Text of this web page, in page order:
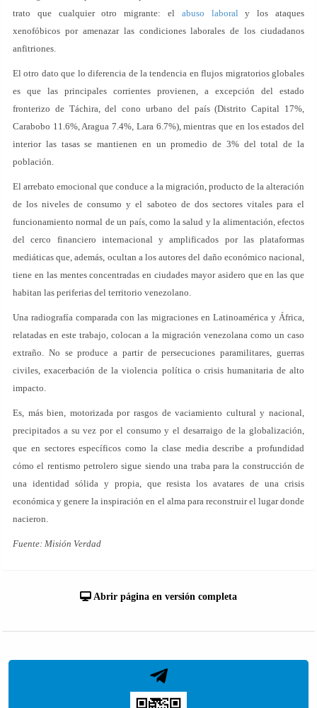
trato que cualquier otro migrante: el abuso laboraly los ataques
xenofóbicos por amenazar las condiciones laborales de los ciudadanos
anfitriones.
El otro dato que lo diferencia de la tendencia en flujos migratorios globales
es que las principales corrientes provienen, a excepción del estado
fronterizo de Táchira, del cono urbano del país (Distrito Capital 17%,
Carabobo 11.6%, Aragua 7.4%, Lara 6.7%), mientras que en los estados del
interior las tasas se mantienen en un promedio de 3% del total de la
población.
El arrebato emocional que conduce a la migración, producto de la alteración
de los niveles de consumo y el saboteo de dos sectores vitales para el
funcionamiento normal de un país, como la salud y la alimentación, efectos
del cerco financiero internacional y amplificados por las plataformas
mediáticas que, además, ocultan a los autores del daño económico nacional,
tiene en las mentes concentradas en ciudades mayor asidero que en las que
habitan las periferias del territorio venezolano.
Una radiografía comparada con las migraciones en Latinoamérica y África,
relatadas en este trabajo, colocan a la migración venezolana como un caso
extraño. No se produce a partir de persecuciones paramilitares, guerras
civiles, exacerbación de la violencia política o crisis humanitaria de alto
impacto.
Es, más bien, motorizada por rasgos de vaciamiento cultural y nacional,
precipitados a su vez por el consumo y el desarraigo de la globalización,
que en sectores específicos como la clase media describe a profundidad
cómo el rentismo petrolero sigue siendo una traba para la construcción de
una identidad sólida y propia, que resista los avatares de una crisis
económica y genere la inspiración en el alma para reconstruir el lugar donde
nacieron.
Fuente: Misión Verdad
Abrir página en versión completa